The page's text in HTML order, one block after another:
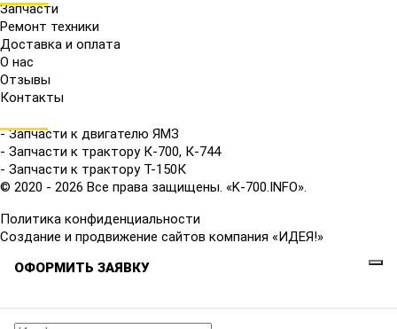
Запчасти
Ремонт техники
Доставка и оплата
О нас
Отзывы
Контакты
- Запчасти к двигателю ЯМЗ
- Запчасти к трактору К-700, К-744
- Запчасти к трактору Т-150К
© 2020 - 2026 Все права защищены. «K-700.INFO».
Политика конфиденциальности
Создание и продвижение сайтов компания «ИДЕЯ!»
ОФОРМИТЬ ЗАЯВКУ